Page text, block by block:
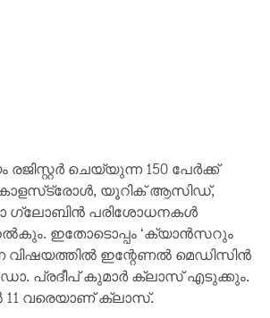
ചെയ്യുന്ന 150 പേർക്ക്
യൂറിക് ആസിഡ്,
ഗ്ലോബിൻ പരിശോധനകൾ
ഇതോടൊപ്പം ‘ക്യാൻസറും
വിഷയത്തിൽ ഇന്റേണൽ മെഡിസിൻ
പ്രദീപ് കുമാർ ക്ലാസ് എടുക്കും.
11 വരെയാണ് ക്ലാസ്.